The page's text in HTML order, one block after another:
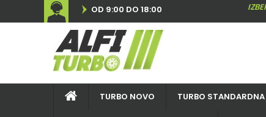
OD 9:00 DO 18:00
TURBO NOVO TURBO